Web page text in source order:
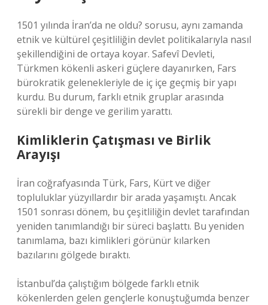
1501 yılında İran’da ne oldu? sorusu, aynı zamanda
etnik ve kültürel çeşitliliğin devlet politikalarıyla nasıl
şekillendiğini de ortaya koyar. Safevî Devleti,
Türkmen kökenli askeri güçlere dayanırken, Fars
bürokratik gelenekleriyle de iç içe geçmiş bir yapı
kurdu. Bu durum, farklı etnik gruplar arasında
sürekli bir denge ve gerilim yarattı.
Kimliklerin Çatışması ve Birlik
Arayışı
İran coğrafyasında Türk, Fars, Kürt ve diğer
topluluklar yüzyıllardır bir arada yaşamıştı. Ancak
1501 sonrası dönem, bu çeşitliliğin devlet tarafından
yeniden tanımlandığı bir süreci başlattı. Bu yeniden
tanımlama, bazı kimlikleri görünür kılarken
bazılarını gölgede bıraktı.
İstanbul’da çalıştığım bölgede farklı etnik
kökenlerden gelen gençlerle konuştuğumda benzer